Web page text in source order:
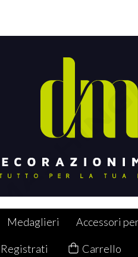
Medaglieri Accessori
Registrati Carrello